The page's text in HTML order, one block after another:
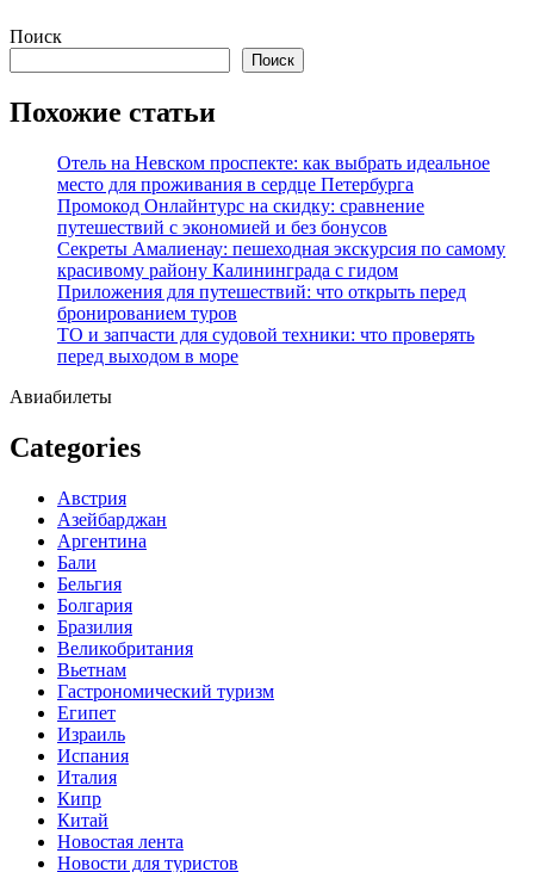
Перейти
содержимому
Поиск
Поиск
Похожие статьи
Отель на Невском проспекте: как выбрать идеальное
место для проживания в сердце Петербурга
Промокод Онлайнтурс на скидку: сравнение
путешествий с экономией и без бонусов
Секреты Амалиенау: пешеходная экскурсия по самому
красивому району Калининграда с гидом
Приложения для путешествий: что открыть перед
бронированием туров
ТО и запчасти для судовой техники: что проверять
перед выходом в море
Авиабилеты
Categories
Австрия
Азейбарджан
Аргентина
Бали
Бельгия
Болгария
Бразилия
Великобритания
Вьетнам
Гастрономический туризм
Египет
Израиль
Испания
Италия
Кипр
Китай
Новостая лента
Новости для туристов